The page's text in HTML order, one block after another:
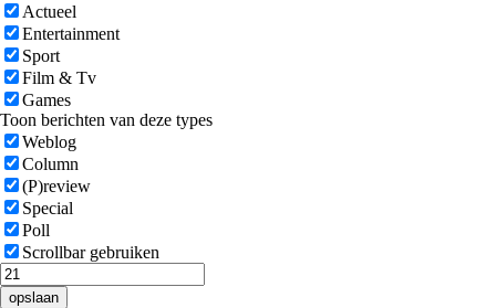
Actueel
Entertainment
Sport
Film & Tv
Games
Toon berichten van deze types
Weblog
Column
(P)review
Special
Poll
Scrollbar gebruiken
opslaan